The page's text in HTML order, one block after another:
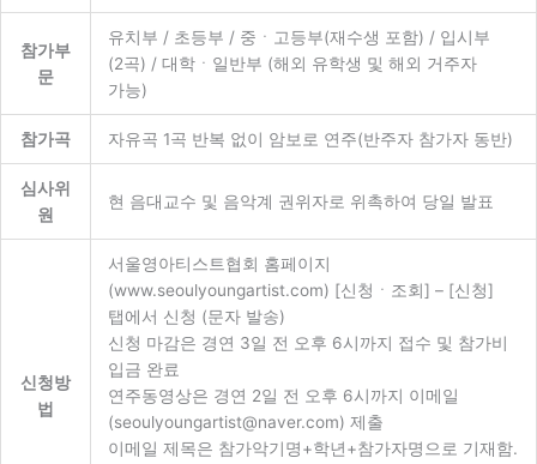
참가부
문
유치부 / 초등부 / 중ㆍ고등부(재수생 포함) / 입시부
(2곡) / 대학ㆍ일반부 (해외 유학생 및 해외 거주자
가능)
참가곡 자유곡 1곡 반복 없이 암보로 연주(반주자 참가자 동반)
심사위
원
현 음대교수 및 음악계 권위자로 위촉하여 당일 발표
신청방
법
서울영아티스트협회 홈페이지
(www.seoulyoungartist.com) [신청ㆍ조회] – [신청]
탭에서 신청 (문자 발송)
신청 마감은 경연 3일 전 오후 6시까지 접수 및 참가비
입금 완료
연주동영상은 경연 2일 전 오후 6시까지 이메일
(seoulyoungartist@naver.com) 제출
이메일 제목은 참가악기명+학년+참가자명으로 기재함.